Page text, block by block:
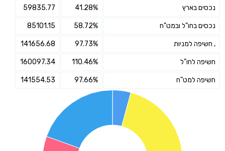
נכסים בארץ 41.28%
59835.77
נכסים בחו"ל ובמט"ח 58.72%
85101.15
, חשיפה למניות 97.73%
141656.68
חשיפה לחו"ל 110.46%
160097.34
חשיפה למט"ח 97.66%
141554.53